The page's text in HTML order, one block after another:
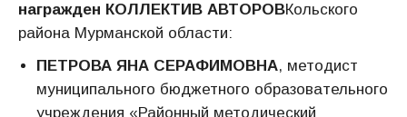
награжден КОЛЛЕКТИВ АВТОРОВКольского
района Мурманской области:
ПЕТРОВА ЯНА СЕРАФИМОВНА, методист
муниципального бюджетного образовательного
учреждения «Районный методический